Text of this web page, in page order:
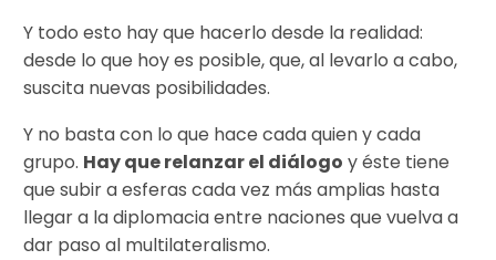
Y todo esto hay que hacerlo desde la realidad:
desde lo que hoy es posible, que, al levarlo a cabo,
suscita nuevas posibilidades.
Y no basta con lo que hace cada quien y cada
grupo. Hay que relanzar el diálogo y éste tiene
que subir a esferas cada vez más amplias hasta
llegar a la diplomacia entre naciones que vuelva a
dar paso al multilateralismo.